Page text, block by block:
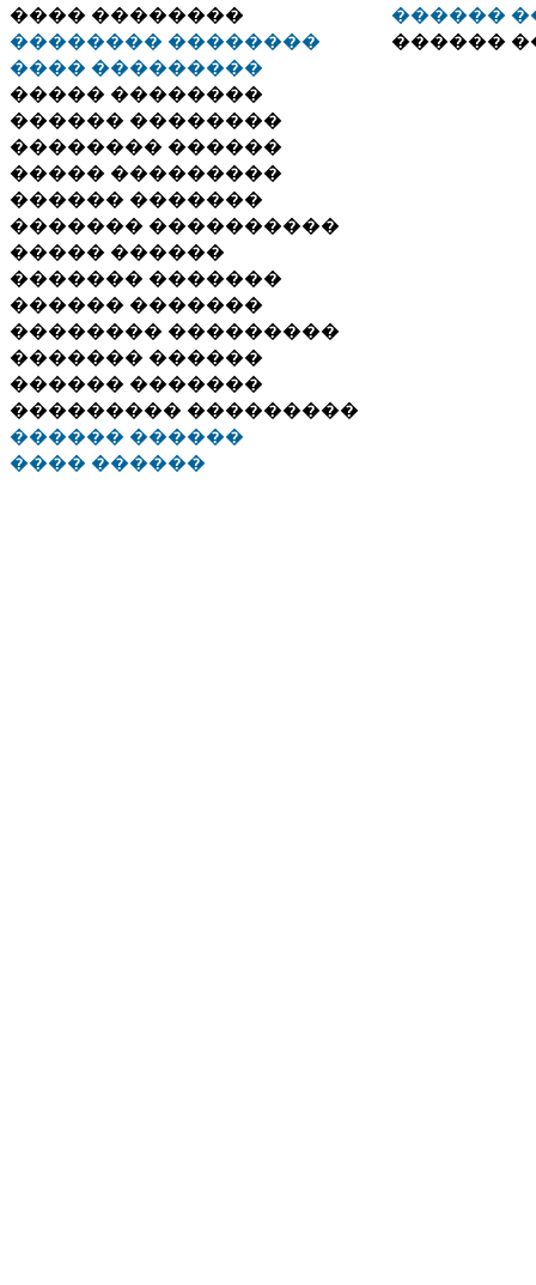
���� ��������
�������� ��������
���� ���������
����� ��������
������ ��������
�������� ������
����� ���������
������ �������
������� ����������
����� ������
������� �������
������ �������
�������� ���������
������� ������
������ �������
��������� ���������
������ ������
���� ������
������
������